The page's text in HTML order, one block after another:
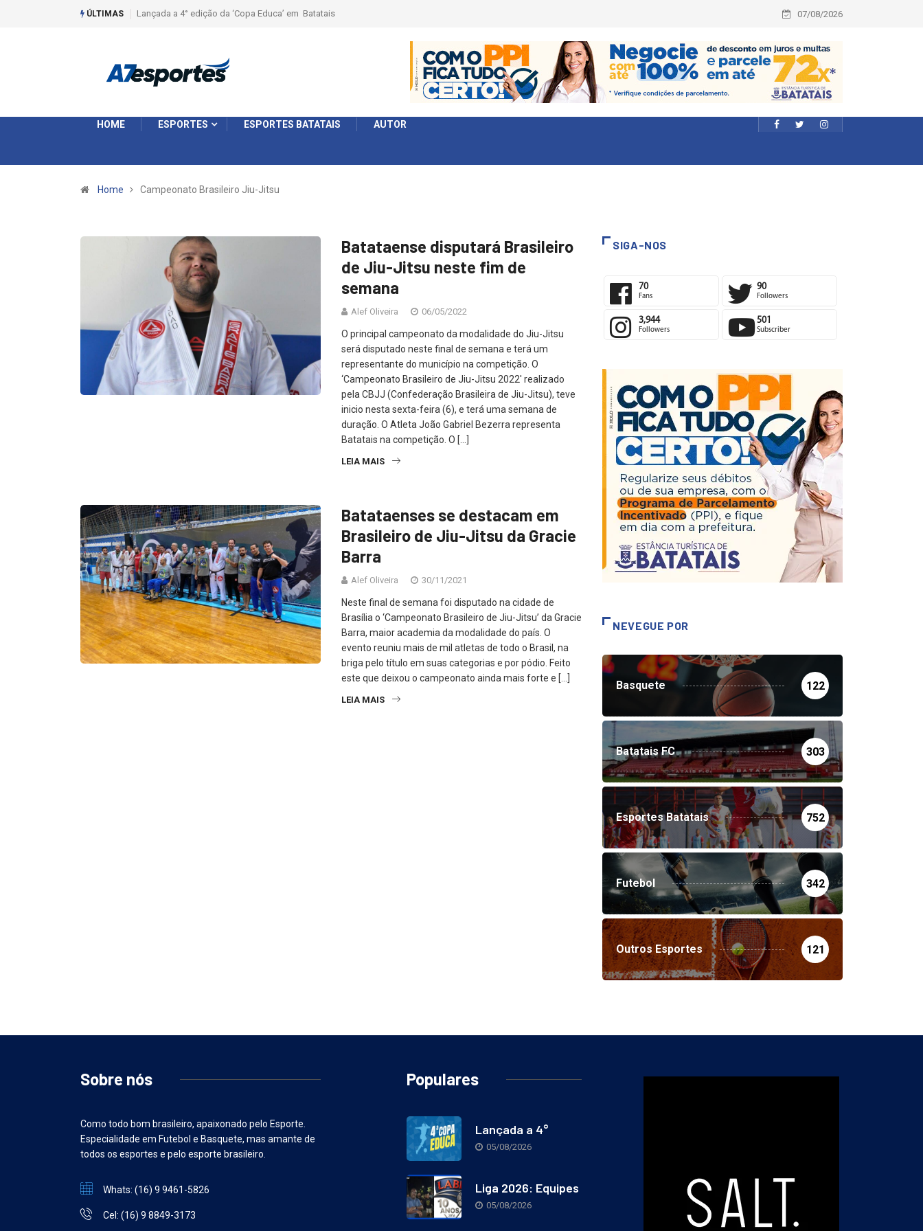
ÚLTIMAS Lançada a 4° edição da ‘Copa Educa’ em Batatais 07/08/2026
HOME ESPORTES ESPORTES BATATAIS AUTOR
Home Campeonato Brasileiro Jiu-Jitsu
Batataense disputará Brasileiro
de Jiu-Jitsu neste fim de
semana
Alef Oliveira 06/05/2022
O principal campeonato da modalidade do Jiu-Jitsu
será disputado neste final de semana e terá um
representante do município na competição. O
‘Campeonato Brasileiro de Jiu-Jitsu 2022′ realizado
pela CBJJ (Confederação Brasileira de Jiu-Jitsu), teve
inicio nesta sexta-feira (6), e terá uma semana de
duração. O Atleta João Gabriel Bezerra representa
Batatais na competição. O […]
LEIA MAIS
Batataenses se destacam em
Brasileiro de Jiu-Jitsu da Gracie
Barra
Alef Oliveira 30/11/2021
Neste final de semana foi disputado na cidade de
Brasília o ‘Campeonato Brasileiro de Jiu-Jitsu’ da Gracie
Barra, maior academia da modalidade do país. O
evento reuniu mais de mil atletas de todo o Brasil, na
briga pelo título em suas categorias e por pódio. Feito
este que deixou o campeonato ainda mais forte e […]
LEIA MAIS
SIGA-NOS
70
Fans
90
Followers
3,944
Followers
501
Subscriber
NEVEGUE POR
Basquete 122
Batatais FC 303
Esportes Batatais 752
Futebol 342
Outros Esportes 121
Sobre nós
Como todo bom brasileiro, apaixonado pelo Esporte.
Especialidade em Futebol e Basquete, mas amante de
todos os esportes e pelo esporte brasileiro.
Whats: (16) 9 9461-5826
Cel: (16) 9 8849-3173
Populares
Lançada a 4°
05/08/2026
Liga 2026: Equipes
05/08/2026